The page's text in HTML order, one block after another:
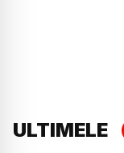
ULTIMELE